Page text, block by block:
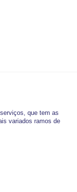
que tem as
variados ramos de